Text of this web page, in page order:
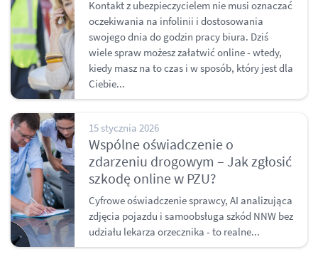
Kontakt z ubezpieczycielem nie musi oznaczać
oczekiwania na infolinii i dostosowania
swojego dnia do godzin pracy biura. Dziś
wiele spraw możesz załatwić online - wtedy,
kiedy masz na to czas i w sposób, który jest dla
Ciebie...
15 stycznia 2026
Wspólne oświadczenie o
zdarzeniu drogowym – Jak zgłosić
szkodę online w PZU?
Cyfrowe oświadczenie sprawcy, AI analizująca
zdjęcia pojazdu i samoobsługa szkód NNW bez
udziału lekarza orzecznika - to realne...